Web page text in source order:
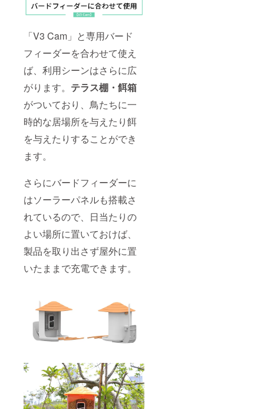
「V3 Cam」と専用バード
フィーダーを合わせて使え
ば、利用シーンはさらに広
がります。 テラス棚・餌箱
がついており、鳥たちに一
時的な居場所を与えたり餌
を与えたりすることができ
ます。
さらにバードフィーダーに
はソーラーパネルも搭載さ
れているので、日当たりの
よい場所に置いておけば、
製品を取り出さず屋外に置
いたままで充電できます。